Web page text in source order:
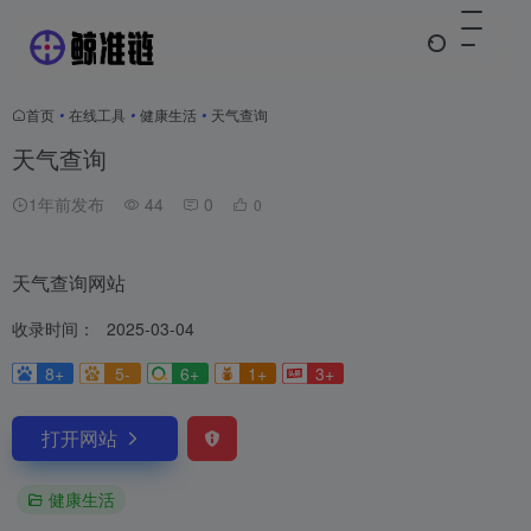
首页 • 在线工具 • 健康生活 • 天气查询
天气查询
1年前发布 44 0 0
天气查询网站
收录时间：
2025-03-04
8+
5- 6+ 1+ 3+
打开网站
健康生活